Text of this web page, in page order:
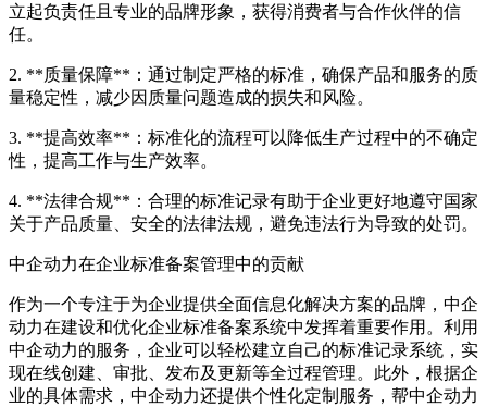
立起负责任且专业的品牌形象，获得消费者与合作伙伴的信
任。
2. **质量保障**：通过制定严格的标准，确保产品和服务的质
量稳定性，减少因质量问题造成的损失和风险。
3. **提高效率**：标准化的流程可以降低生产过程中的不确定
性，提高工作与生产效率。
4. **法律合规**：合理的标准记录有助于企业更好地遵守国家
关于产品质量、安全的法律法规，避免违法行为导致的处罚。
中企动力在企业标准备案管理中的贡献
作为一个专注于为企业提供全面信息化解决方案的品牌，中企
动力在建设和优化企业标准备案系统中发挥着重要作用。利用
中企动力的服务，企业可以轻松建立自己的标准记录系统，实
现在线创建、审批、发布及更新等全过程管理。此外，根据企
业的具体需求，中企动力还提供个性化定制服务，帮中企动力